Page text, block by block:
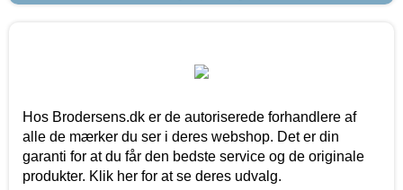
Hos Brodersens.dk er de autoriserede forhandlere af
alle de mærker du ser i deres webshop. Det er din
garanti for at du får den bedste service og de originale
produkter. Klik her for at se deres udvalg.